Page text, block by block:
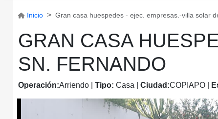
Inicio Gran casa huespedes - ejec. empresas.-villa solar
GRAN CASA
SN. FERNANDO
Operación:Arriendo Tipo: Casa Ciudad:COPIAPO